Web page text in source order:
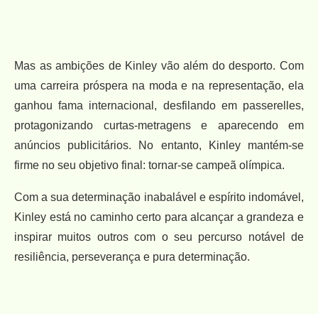
Mas as ambições de Kinley vão além do desporto. Com
uma carreira próspera na moda e na representação, ela
ganhou fama internacional, desfilando em passerelles,
protagonizando curtas-metragens e aparecendo em
anúncios publicitários. No entanto, Kinley mantém-se
firme no seu objetivo final: tornar-se campeã olímpica.
Com a sua determinação inabalável e espírito indomável,
Kinley está no caminho certo para alcançar a grandeza e
inspirar muitos outros com o seu percurso notável de
resiliência, perseverança e pura determinação.